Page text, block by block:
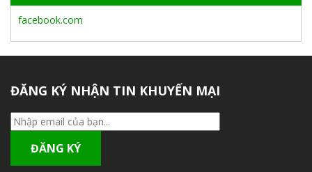
facebook.com
ĐĂNG KÝ NHẬN TIN KHUYẾN MẠI